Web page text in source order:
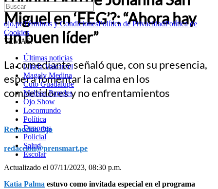
ojo.peTérminos y CondicionesPolítica de PrivacidadPolítica de
Cookies
TEMAS:
Últimas noticias
Gisela Valcarcel
Magaly Medina
Cuto Guadalupe
Melissa Paredes
Ojo Show
Locomundo
Política
Deportes
Policial
Salud
Escolar
Miguel en ‘EEG’?: “Ahora hay
un buen líder”
La comediante señaló que, con su presencia,
espera fomentar la calma en los
competidores y no enfrentamientos
Redacción Ojo
redaccion@prensmart.pe
Actualizado el 07/11/2023, 08:30 p.m.
Katia Palma estuvo como invitada especial en el programa